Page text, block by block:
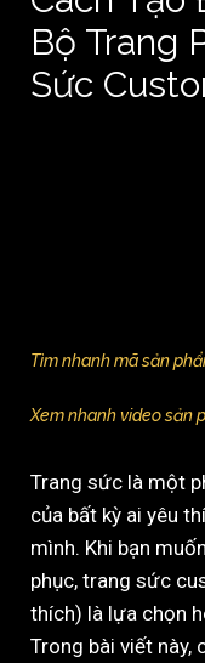
Bộ Trang
Sức
Tìm nhanh mã sản
Xem nhanh video sản
Trang sức là một
của bất kỳ ai yêu
mình. Khi bạn
phục, trang sức
thích) là lựa chọn
Trong bài viết này,